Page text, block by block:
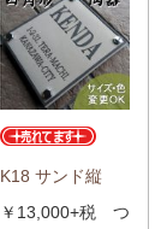
K18 サンド縦
￥13,000+税 つ